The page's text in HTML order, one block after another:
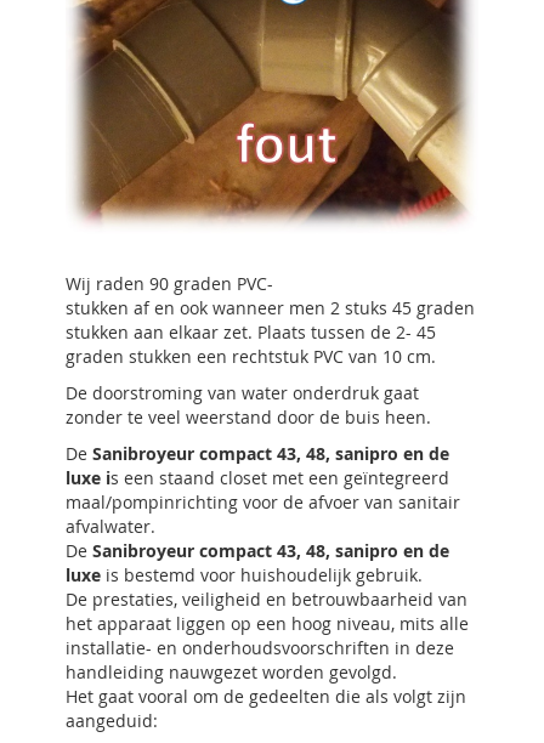
Wij raden 90 graden PVC-
stukken af en ook wanneer men 2 stuks 45 graden
stukken aan elkaar zet. Plaats tussen de 2- 45
graden stukken een rechtstuk PVC van 10 cm.
De doorstroming van water onderdruk gaat
zonder te veel weerstand door de buis heen.
De Sanibroyeur compact 43, 48, sanipro en de
luxe is een staand closet met een geïntegreerd
maal/pompinrichting voor de afvoer van sanitair
afvalwater.
De Sanibroyeur compact 43, 48, sanipro en de
luxe is bestemd voor huishoudelijk gebruik.
De prestaties, veiligheid en betrouwbaarheid van
het apparaat liggen op een hoog niveau, mits alle
installatie- en onderhoudsvoorschriften in deze
handleiding nauwgezet worden gevolgd.
Het gaat vooral om de gedeelten die als volgt zijn
aangeduid: